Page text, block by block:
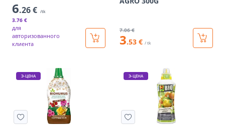
6.26 € /tk
3.76 €
для
авторизованного
клиента
7.06 €
3.53 € / tk
Э-ЦЕНА Э-ЦЕНА